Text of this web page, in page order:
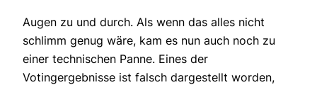
Augen zu und durch. Als wenn das alles nicht
schlimm genug wäre, kam es nun auch noch zu
einer technischen Panne. Eines der
Votingergebnisse ist falsch dargestellt worden,